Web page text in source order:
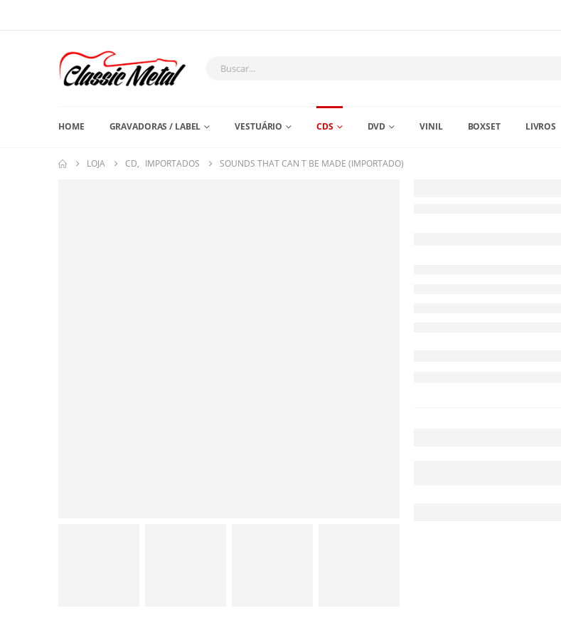
HOME GRAVADORAS / LABEL VESTUÁRIO CDS DVD VINIL BOXSET LIVROS
LOJA CD, IMPORTADOS SOUNDS THAT CAN T BE MADE (IMPORTADO)